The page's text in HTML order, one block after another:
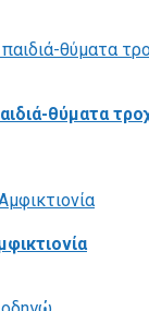
θύματα